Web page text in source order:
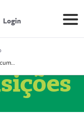
Login
Prestador Mosaicum Espaço Clínico Eireli (51004355-5)